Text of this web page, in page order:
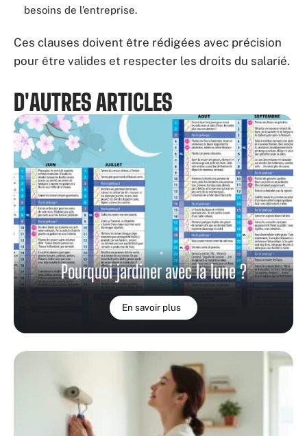
besoins de l’entreprise.
Ces clauses doivent être rédigées avec précision
pour être valides et respecter les droits du salarié.
D'AUTRES ARTICLES
Pourquoi jardiner avec la lune ?
En savoir plus